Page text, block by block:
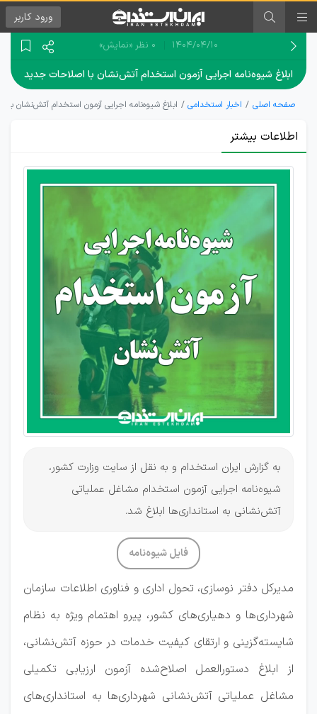
ورود کاربر
۱۴۰۴/۰۴/۱۰ 0 نظر «نمایش»
ابلاغ شیوه‌نامه اجرایی آزمون استخدام آتش‌نشان با اصلاحات جدید
صفحه اصلی اخبار استخدامی ابلاغ شیوه‌نامه اجرایی آزمون استخدام آتش‌نشان
اطلاعات بیشتر
دستورالعمل
اجرایی
آزمون
آتش‌نشانی
به
استانداری‌ها
به گزارش ایران استخدام و به نقل از سایت وزارت کشور،
شیوه‌نامه اجرایی آزمون استخدام مشاغل عملیاتی
آتش‌نشانی به استانداری‌ها ابلاغ شد.
فایل شیوه‌نامه
مدیرکل دفتر نوسازی، تحول اداری و فناوری اطلاعات سازمان
شهرداری‌ها و دهیاری‌های کشور، پیرو اهتمام ویژه به نظام
شایسته‌گزینی و ارتقای کیفیت خدمات در حوزه آتش‌نشانی،
از ابلاغ دستورالعمل اصلاح‌شده آزمون ارزیابی تکمیلی
مشاغل عملیاتی آتش‌نشانی شهرداری‌ها به استانداری‌های